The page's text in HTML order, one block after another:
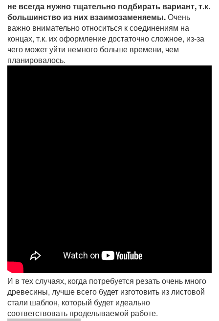
не всегда нужно тщательно подбирать вариант, т.к.
большинство из них взаимозаменяемы.Очень
важно внимательно относиться к соединениям на
концах, т.к. их оформление достаточно сложное, из-за
чего может уйти немного больше времени, чем
планировалось.
И в тех случаях, когда потребуется резать очень много
древесины, лучше всего будет изготовить из листовой
стали шаблон, который будет идеально
соответствовать проделываемой работе.